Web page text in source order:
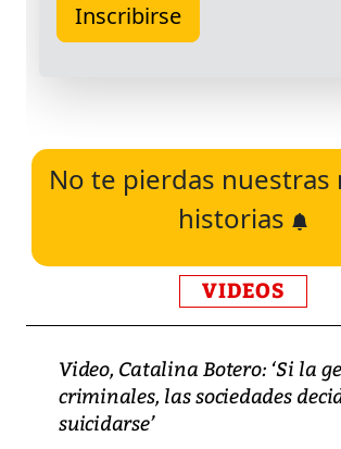
No te pierdas nuestras
historias
VIDEOS
Video, Catalina Botero: ‘Si la
criminales, las sociedades
suicidarse’